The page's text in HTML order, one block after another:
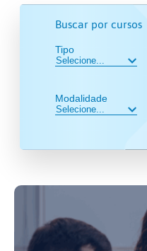
Buscar por cursos
Tipo
Modalidade